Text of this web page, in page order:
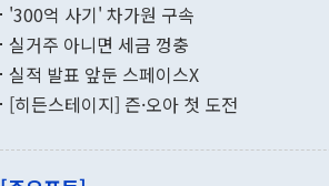
"우리의 선
관은 업무
기록했지만
로 전환됐다.
는 배당수입
'300억 사기' 차가원 구속
실거주 아니면 세금 껑충
실적 발표 앞둔 스페이스X
[히든스테이지] 즌·오아 첫 도전